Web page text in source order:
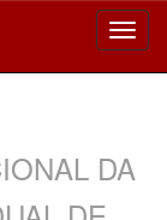
DA